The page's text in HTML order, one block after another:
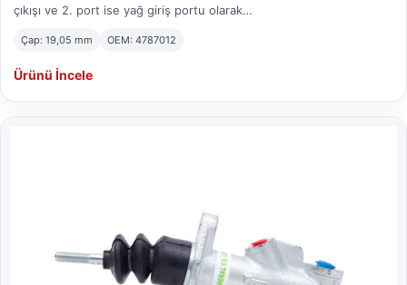
çıkışı ve 2. port ise yağ giriş portu olarak…
Çap: 19,05 mm OEM: 4787012
Ürünü İncele